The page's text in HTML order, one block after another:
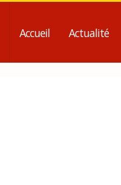
Accueil Actualité